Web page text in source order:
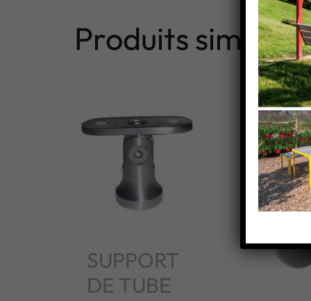
Produits
SUPPORT
DE TUBE